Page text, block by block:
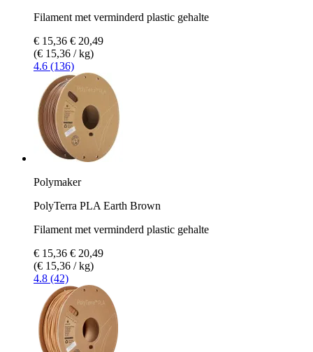
Filament met verminderd plastic gehalte
€ 15,36 € 20,49
(€ 15,36 / kg)
4.6 (136)
Polymaker
PolyTerra PLA Earth Brown
Filament met verminderd plastic gehalte
€ 15,36 € 20,49
(€ 15,36 / kg)
4.8 (42)